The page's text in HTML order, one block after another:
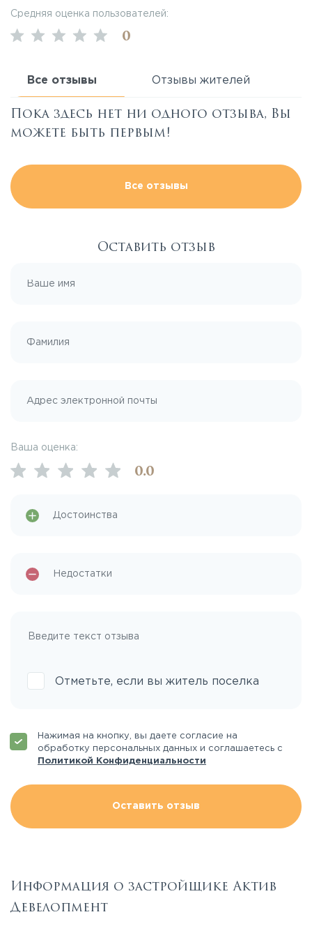
Средняя оценка пользователей:
0
Все отзывы Отзывы жителей
Пока здесь нет ни одного отзыва, Вы
можете быть первым!
Все отзывы
Оставить отзыв
Ваша оценка:
0.0
Отметьте, если вы житель поселка
Нажимая на кнопку, вы даете согласие на
обработку персональных данных и соглашаетесь с
Политикой Конфиденциальности
Оставить отзыв
Информация о застройщике Актив
Девелопмент